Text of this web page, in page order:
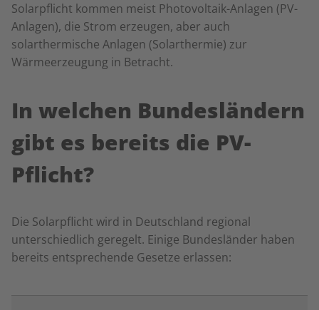
Solarpflicht kommen meist Photovoltaik-Anlagen (PV-
Anlagen), die Strom erzeugen, aber auch
solarthermische Anlagen (Solarthermie) zur
Wärmeerzeugung in Betracht.
In welchen Bundesländern
gibt es bereits die PV-
Pflicht?
Die Solarpflicht wird in Deutschland regional
unterschiedlich geregelt. Einige Bundesländer haben
bereits entsprechende Gesetze erlassen: